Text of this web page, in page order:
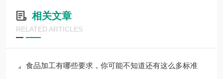
相关文章
RELATED ARTICLES
食品加工有哪些要求，你可能不知道还有这么多标准